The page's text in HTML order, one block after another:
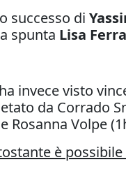
successo di
spunta Lisa
invece visto
da Corrado
Rosanna Volpe
è